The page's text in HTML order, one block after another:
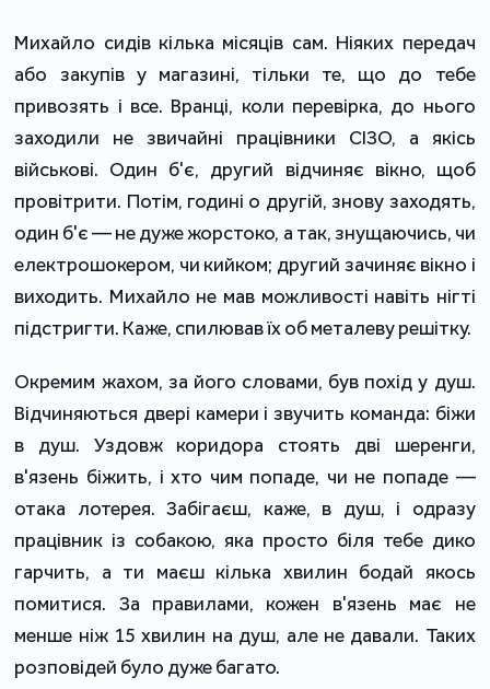
Михайло сидів кілька місяців сам. Ніяких передач
або закупів у магазині, тільки те, що до тебе
привозять і все. Вранці, коли перевірка, до нього
заходили не звичайні працівники СІЗО, а якісь
військові. Один б'є, другий відчиняє вікно, щоб
провітрити. Потім, годині о другій, знову заходять,
один б'є — не дуже жорстоко, а так, знущаючись, чи
електрошокером, чи кийком; другий зачиняє вікно і
виходить. Михайло не мав можливості навіть нігті
підстригти. Каже, спилював їх об металеву решітку.
Окремим жахом, за його словами, був похід у душ.
Відчиняються двері камери і звучить команда: біжи
в душ. Уздовж коридора стоять дві шеренги,
в'язень біжить, і хто чим попаде, чи не попаде —
отака лотерея. Забігаєш, каже, в душ, і одразу
працівник із собакою, яка просто біля тебе дико
гарчить, а ти маєш кілька хвилин бодай якось
помитися. За правилами, кожен в'язень має не
менше ніж 15 хвилин на душ, але не давали. Таких
розповідей було дуже багато.